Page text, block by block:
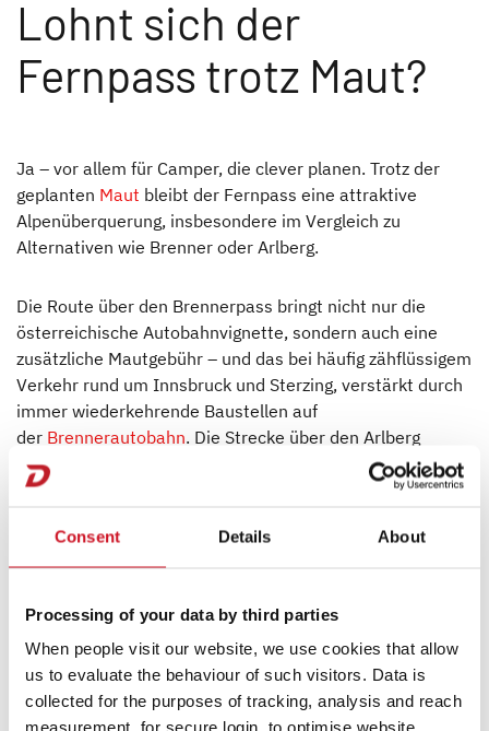
Consent Details About
Processing of your data by third parties
When people visit our website, we use cookies that allow
us to evaluate the behaviour of such visitors. Data is
collected for the purposes of tracking, analysis and reach
measurement, for secure login, to optimise website
Lohnt sich der
Fernpass trotz Maut?
Ja – vor allem für Camper, die clever planen. Trotz der
geplanten Maut bleibt der Fernpass eine attraktive
Alpenüberquerung, insbesondere im Vergleich zu
Alternativen wie Brenner oder Arlberg.
Die Route über den Brennerpass bringt nicht nur die
österreichische Autobahnvignette, sondern auch eine
zusätzliche Mautgebühr – und das bei häufig zähflüssigem
Verkehr rund um Innsbruck und Sterzing, verstärkt durch
immer wiederkehrende Baustellen auf
der Brennerautobahn. Die Strecke über den Arlberg
punktet zwar mit Bergpanorama, ist aber kurviger,
höhenintensiver und je nach Tunnelöffnung mit